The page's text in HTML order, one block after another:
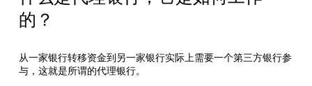
的？
从一家银行转移资金到另一家银行实际上需要一个第三方银行参
与，这就是所谓的代理银行。